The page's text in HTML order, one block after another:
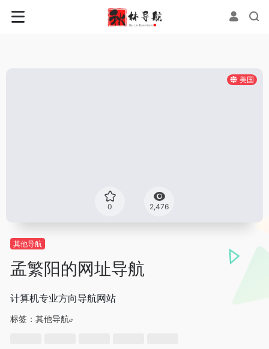
美国
0 2,476
其他导航
孟繁阳的网址导航
计算机专业方向导航网站
标签： 其他导航